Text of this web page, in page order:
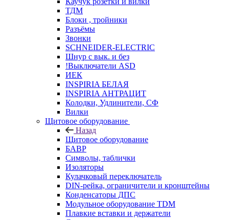
ТДМ
Блоки , тройники
Разъёмы
Звонки
SCHNEIDER-ELECTRIC
Шнур с вык. и без
!Выключатели ASD
ИЕК
INSPIRIA БЕЛАЯ
INSPIRIA АНТРАЦИТ
Колодки, Удлинители, СФ
Вилки
Щитовое оборудование
Назад
Щитовое оборудование
БАВР
Символы, таблички
Изоляторы
Кулачковый переключатель
DIN-рейка, ограничители и кронштейны
Конденсаторы ДПС
Модульное оборудование TDM
Плавкие вставки и держатели